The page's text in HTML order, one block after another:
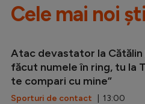
Cele mai noi
Atac devastator la Cătălin
făcut numele în ring, tu la
te compari cu mine”
Sporturi de contact | 13:00